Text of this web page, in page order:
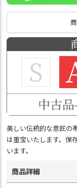
美しい伝統的な意匠の
は重宝いたします。保
います。
商品詳細